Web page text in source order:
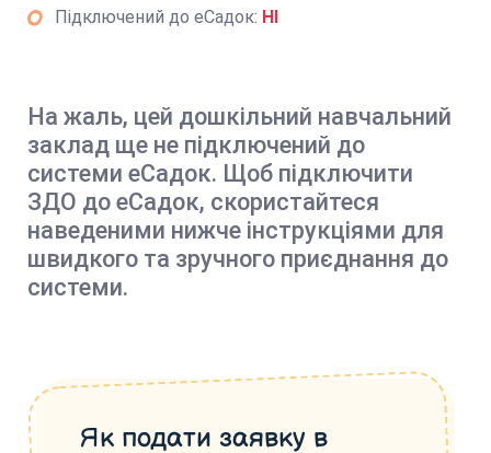
Підключений до еСадок: НІ
На жаль, цей дошкільний навчальний
заклад ще не підключений до
системи еСадок. Щоб підключити
ЗДО до еСадок, скористайтеся
наведеними нижче інструкціями для
швидкого та зручного приєднання до
системи.
Як подати заявку в